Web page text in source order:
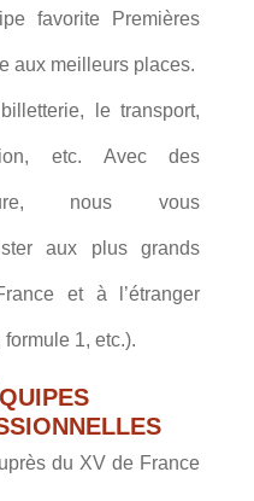
favorite Premières
aux meilleurs places.
le transport,
etc. Avec des
nous vous
aux plus grands
et à l’étranger
1, etc.).
du XV de France